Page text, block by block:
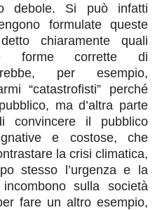
debole. Si può infatti
formulate queste
chiaramente quali
forme corrette di
per esempio,
“catastrofisti” perché
ma d’altra parte
convincere il pubblico
e costose, che
la crisi climatica,
stesso l’urgenza e la
sulla società
fare un altro esempio,